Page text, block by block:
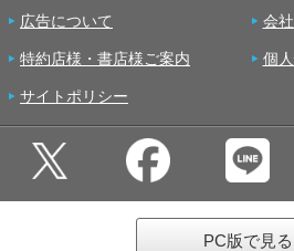
広告について 会
特約店様・書店様ご案内 個
サイトポリシー
PC版で見る